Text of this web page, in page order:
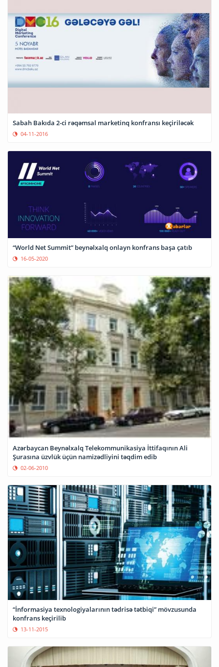
Sabah Bakıda 2-ci rəqəmsal marketinq konfransı keçiriləcək
04-11-2016
“World Net Summit” beynəlxalq onlayn konfrans başa çatıb
16-05-2020
Azərbaycan Beynəlxalq Telekommunikasiya İttifaqının Ali
Şurasına üzvlük üçün namizədliyini təqdim edib
02-06-2010
“İnformasiya texnologiyalarının tədrisə tətbiqi” mövzusunda
konfrans keçirilib
13-11-2015